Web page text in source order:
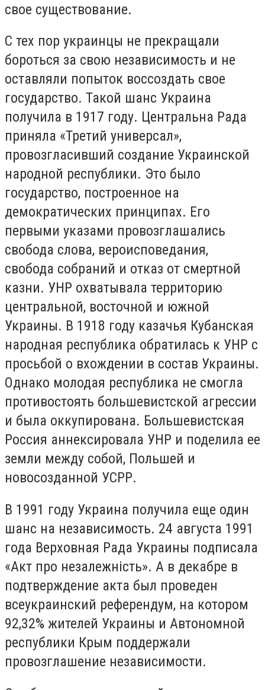
свое существование.
С тех пор украинцы не прекращали
бороться за свою независимость и не
оставляли попыток воссоздать свое
государство. Такой шанс Украина
получила в 1917 году. Центральна Рада
приняла «Третий универсал»,
провозгласивший создание Украинской
народной республики. Это было
государство, построенное на
демократических принципах. Его
первыми указами провозглашались
свобода слова, вероисповедания,
свобода собраний и отказ от смертной
казни. УНР охватывала территорию
центральной, восточной и южной
Украины. В 1918 году казачья Кубанская
народная республика обратилась к УНР с
просьбой о вхождении в состав Украины.
Однако молодая республика не смогла
противостоять большевистской агрессии
и была оккупирована. Большевистская
Россия аннексировала УНР и поделила ее
земли между собой, Польшей и
новосозданной УСРР.
В 1991 году Украина получила еще один
шанс на независимость. 24 августа 1991
года Верховная Рада Украины подписала
«Акт про незалежність». А в декабре в
подтверждение акта был проведен
всеукраинский референдум, на котором
92,32% жителей Украины и Автономной
республики Крым поддержали
провозглашение независимости.